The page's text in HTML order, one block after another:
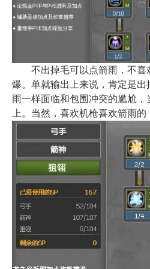
不出掉毛可以点箭雨，不喜
爆。单就输出上来说，肯定是
雨一样面临和包围冲突的尴尬
上。当然，喜欢机枪喜欢箭雨的